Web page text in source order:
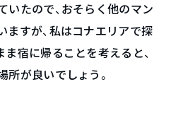
いたので、おそらく他のマン
ますが、私はコナエリアで探
宿に帰ることを考えると、
が良いでしょう。